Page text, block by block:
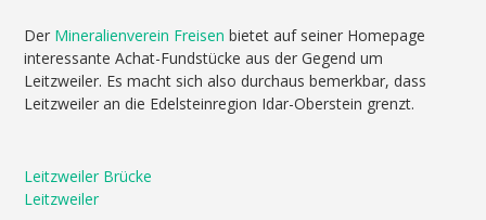
Der Mineralienverein Freisen bietet auf seiner Homepage
interessante Achat-Fundstücke aus der Gegend um
Leitzweiler. Es macht sich also durchaus bemerkbar, dass
Leitzweiler an die Edelsteinregion Idar-Oberstein grenzt.
Leitzweiler Brücke
Leitzweiler